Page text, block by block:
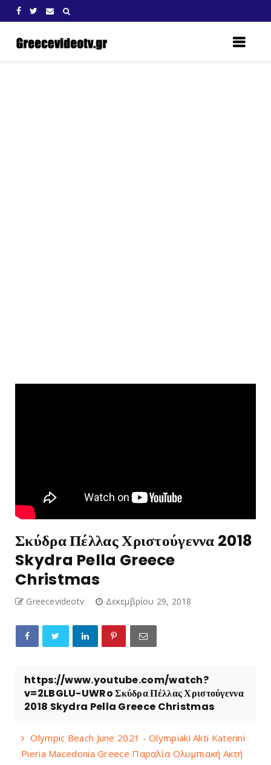
Σκύδρα Πέλλας Χριστούγεννα 2018
Skydra Pella Greece
Christmas
Greecevideotv Δεκεμβρίου 29, 2018
https://www.youtube.com/watch?
v=2LBGLU-UWRo Σκύδρα Πέλλας Χριστούγεννα
2018 Skydra Pella Greece Christmas
Olympic Beach June 2021 - Olympiaki Akti Katerini
Pieria Macedonia Greece Παραλία Ολυμπιακή Ακτή